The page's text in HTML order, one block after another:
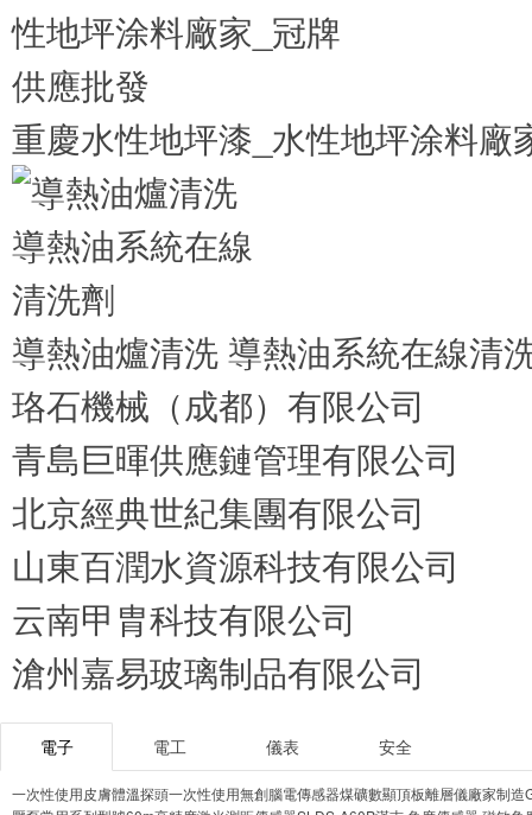
重慶水性地坪漆_水性地坪涂料廠
導熱油爐清洗 導熱油系統在線清
珞石機械（成都）有限公司
青島巨暉供應鏈管理有限公司
北京經典世紀集團有限公司
山東百潤水資源科技有限公司
云南甲胄科技有限公司
滄州嘉易玻璃制品有限公司
電子 電工 儀表 安全
一次性使用皮膚體溫探頭一次性使用無創腦電傳感器煤礦數顯頂板離層儀廠家制造